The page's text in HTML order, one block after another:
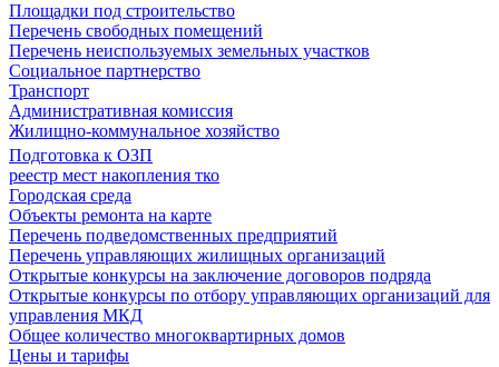
Площадки под строительство
Перечень свободных помещений
Перечень неиспользуемых земельных участков
Социальное партнерство
Транспорт
Административная комиссия
Жилищно-коммунальное хозяйство
Подготовка к ОЗП
реестр мест накопления тко
Городская среда
Объекты ремонта на карте
Перечень подведомственных предприятий
Перечень управляющих жилищных организаций
Открытые конкурсы на заключение договоров подряда
Открытые конкурсы по отбору управляющих организаций для
управления МКД
Общее количество многоквартирных домов
Цены и тарифы